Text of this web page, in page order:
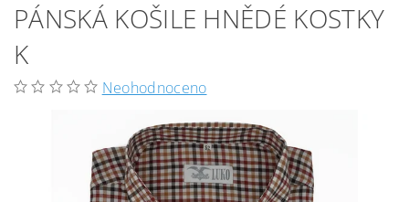
PÁNSKÁ KOŠILE HNĚDÉ KOSTKY
K
Neohodnoceno